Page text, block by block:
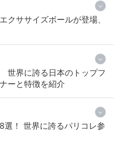
クササイズボールが登場、
世界に誇る日本のトップフ
ーと特徴を紹介
選！ 世界に誇るパリコレ参